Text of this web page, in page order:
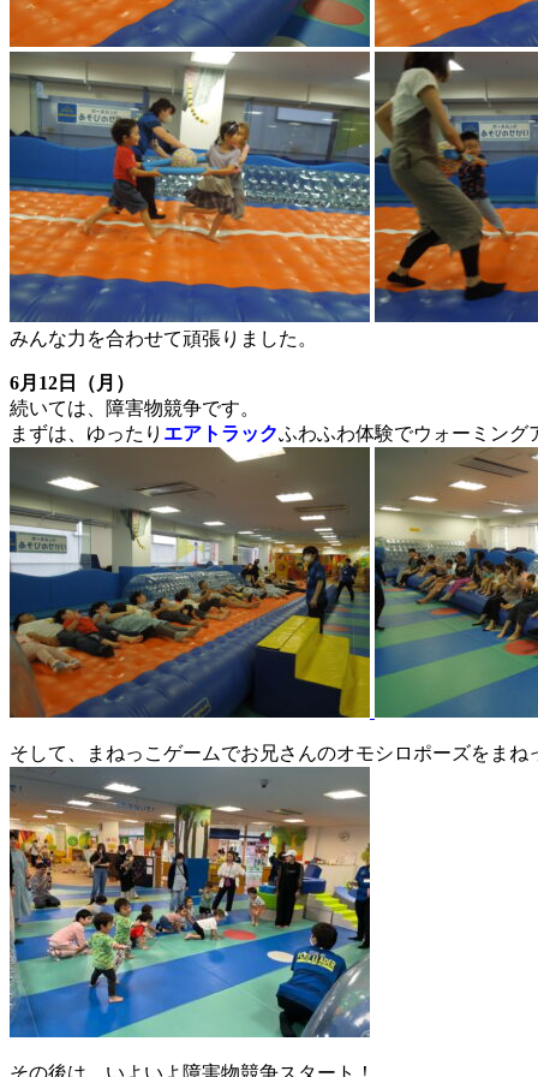
みんな力を合わせて頑張りました。
6月12日（月）
続いては、障害物競争です。
まずは、ゆったり エアトラックふわふわ体験でウォーミング
そして、まねっこゲームでお兄さんのオモシロポーズをまね